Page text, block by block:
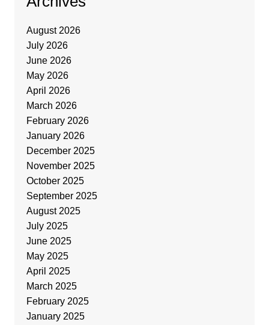
August 2026
July 2026
June 2026
May 2026
April 2026
March 2026
February 2026
January 2026
December 2025
November 2025
October 2025
September 2025
August 2025
July 2025
June 2025
May 2025
April 2025
March 2025
February 2025
January 2025